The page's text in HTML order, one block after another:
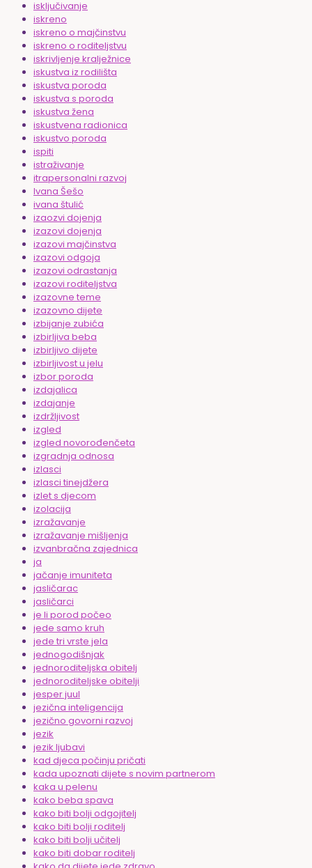
isključivanje
iskreno
iskreno o majčinstvu
iskreno o roditeljstvu
iskrivljenje kralježnice
iskustva iz rodilišta
iskustva poroda
iskustva s poroda
iskustva žena
iskustvena radionica
iskustvo poroda
ispiti
istraživanje
itrapersonalni razvoj
Ivana Šešo
ivana štulić
izaozvi dojenja
izazovi dojenja
izazovi majčinstva
izazovi odgoja
izazovi odrastanja
izazovi roditeljstva
izazovne teme
izazovno dijete
izbijanje zubića
izbirljiva beba
izbirljivo dijete
izbirljivost u jelu
izbor poroda
izdajalica
izdajanje
izdržljivost
izgled
izgled novorođenčeta
izgradnja odnosa
izlasci
izlasci tinejdžera
izlet s djecom
izolacija
izražavanje
izražavanje mišljenja
izvanbračna zajednica
ja
jačanje imuniteta
jasličarac
jasličarci
je li porod počeo
jede samo kruh
jede tri vrste jela
jednogodišnjak
jednoroditeljska obitelj
jednoroditeljske obitelji
jesper juul
jezična inteligencija
jezično govorni razvoj
jezik
jezik ljubavi
kad djeca počinju pričati
kada upoznati dijete s novim partnerom
kaka u pelenu
kako beba spava
kako biti bolji odgojitelj
kako biti bolji roditelj
kako biti bolji učitelj
kako biti dobar roditelj